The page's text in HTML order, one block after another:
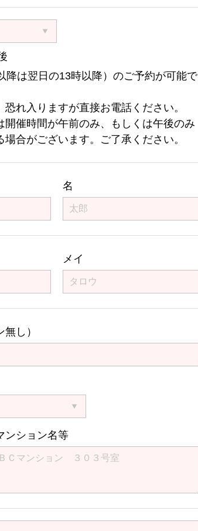
降は翌日の13時以降）のご予約が可能で
れ入りますが直接お電話ください。
開催時間が午前のみ、もしくは午後のみ
合がございます。ご了承ください。
名
メイ
し）
ション名等